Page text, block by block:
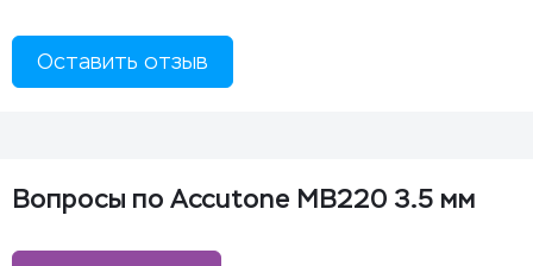
Оставить отзыв
Вопросы по Accutone MB220 3.5 мм